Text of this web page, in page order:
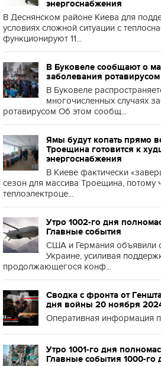
энергоснабжения
В Деснянском районе Киева для
условиях сложной ситуации с
функционируют 11...
В Буковеле сообщают о
заболевания ротавирусом
В Буковеле
многочисленных случаях
ротавирусом Об этом сообщ...
Ямы будут копать прямо
Троещина готовится к
энергоснабжения
В Киеве фактически
сезон для массива Троещина, потому
теплоэлектроце...
Утро 1002-го дня
Главные события
США и Германия объявили
Украине, усиливая
продолжающегося конф...
Сводка с фронта от
дня войны 20 ноября
Оперативная информация
Утро 1001-го дня
Главные события 1000-